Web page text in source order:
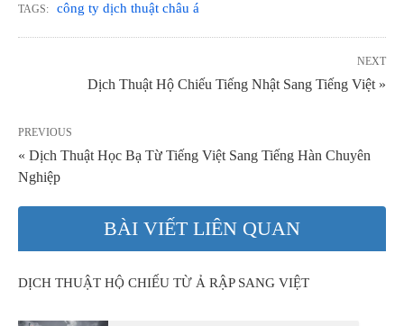
TAGS: công ty dịch thuật châu á
NEXT
Dịch Thuật Hộ Chiếu Tiếng Nhật Sang Tiếng Việt »
PREVIOUS
« Dịch Thuật Học Bạ Từ Tiếng Việt Sang Tiếng Hàn Chuyên
Nghiệp
BÀI VIẾT LIÊN QUAN
DỊCH THUẬT HỘ CHIẾU TỪ Ả RẬP SANG VIỆT